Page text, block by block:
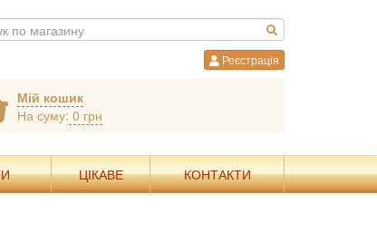
Реєстрація
Мій кошик
На суму: 0 грн
ЦІКАВЕ КОНТАКТИ